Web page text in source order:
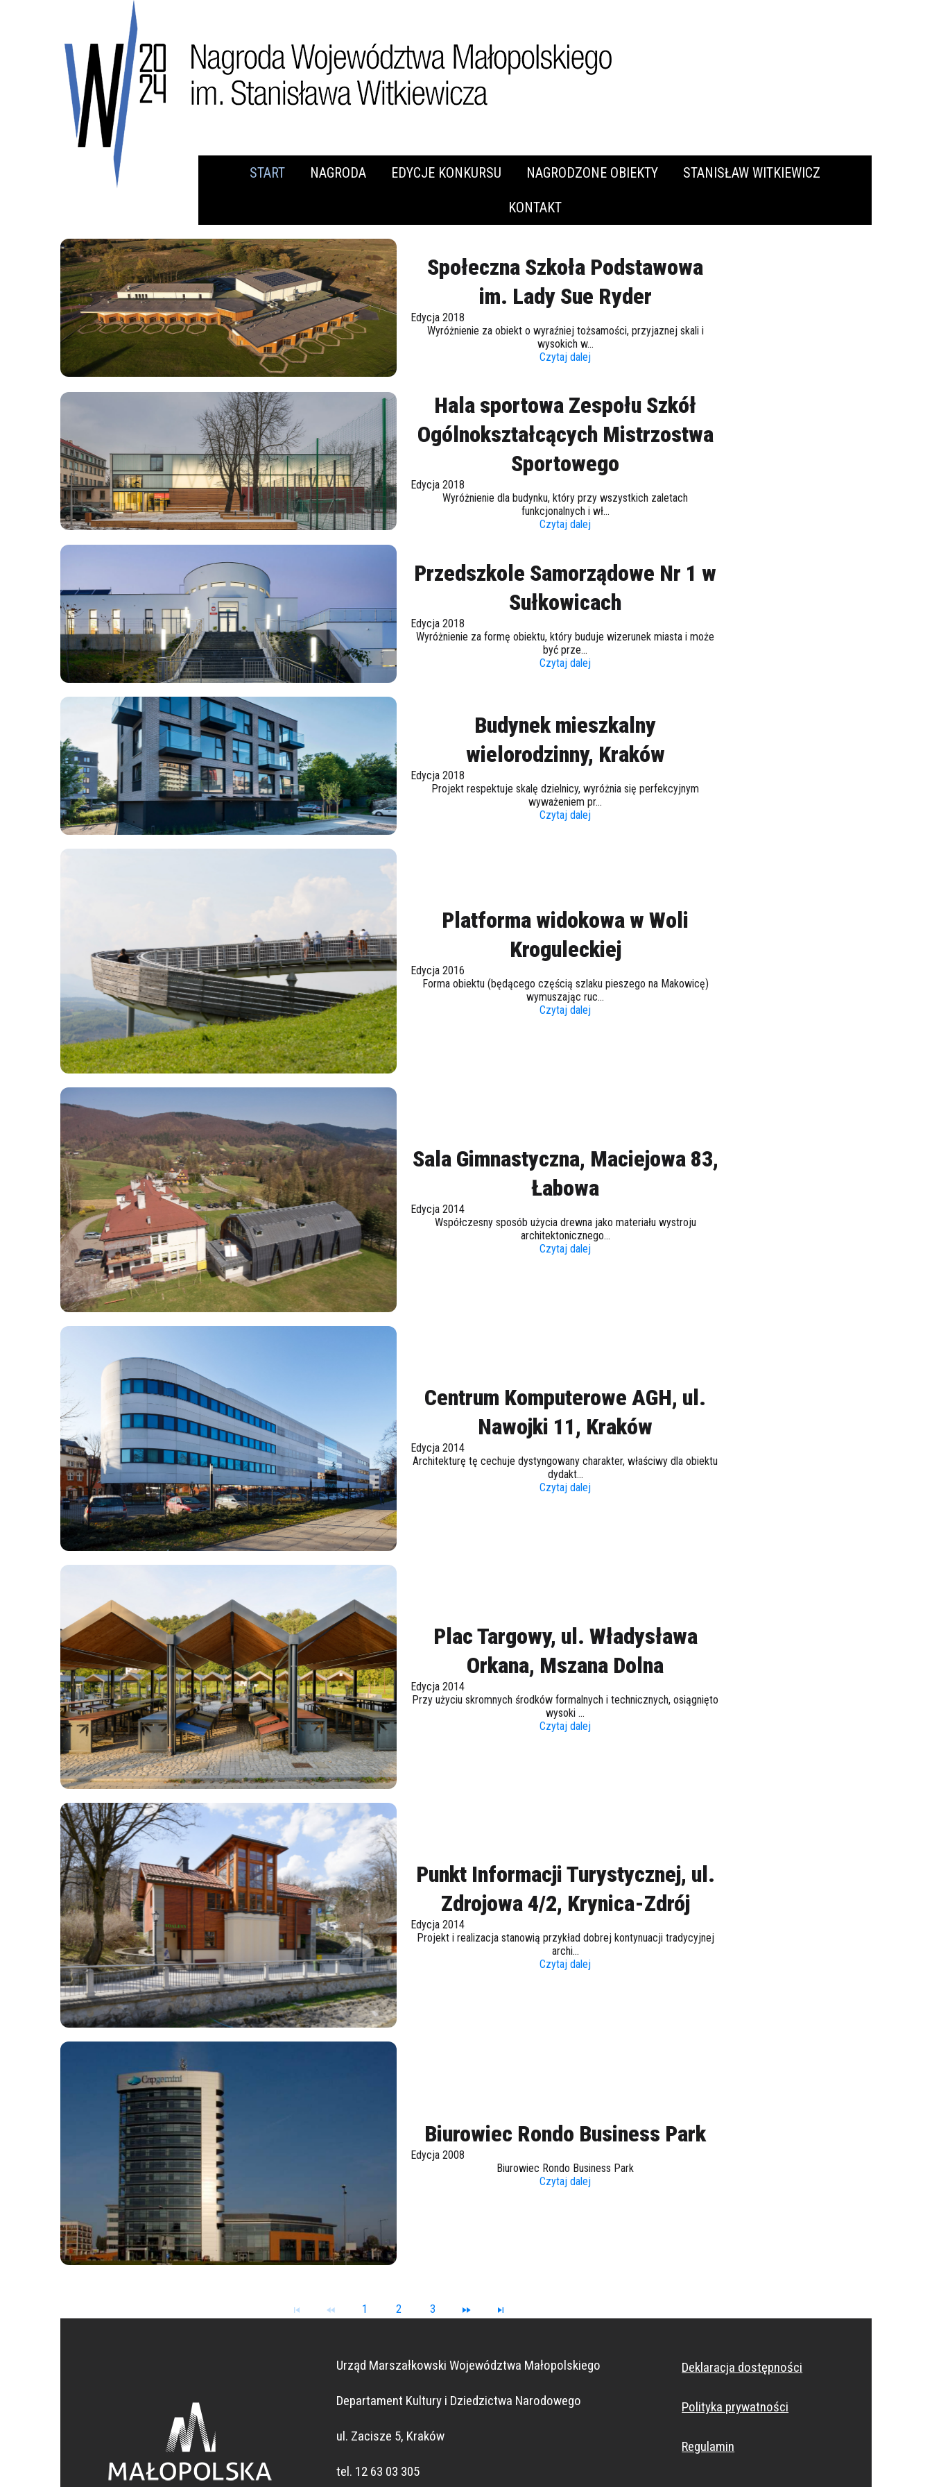
START NAGRODA EDYCJE KONKURSU NAGRODZONE OBIEKTY STANISŁAW WITKIEWICZ
KONTAKT
Społeczna Szkoła Podstawowa
im. Lady Sue Ryder
Edycja 2018
Wyróżnienie za obiekt o wyraźniej tożsamości, przyjaznej skali i
wysokich w...
Czytaj dalej
Hala sportowa Zespołu Szkół
Ogólnokształcących Mistrzostwa
Sportowego
Edycja 2018
Wyróżnienie dla budynku, który przy wszystkich zaletach
funkcjonalnych i wł...
Czytaj dalej
Przedszkole Samorządowe Nr 1 w
Sułkowicach
Edycja 2018
Wyróżnienie za formę obiektu, który buduje wizerunek miasta i może
być prze...
Czytaj dalej
Budynek mieszkalny
wielorodzinny, Kraków
Edycja 2018
Projekt respektuje skalę dzielnicy, wyróżnia się perfekcyjnym
wyważeniem pr...
Czytaj dalej
Platforma widokowa w Woli
Kroguleckiej
Edycja 2016
Forma obiektu (będącego częścią szlaku pieszego na Makowicę)
wymuszając ruc...
Czytaj dalej
Sala Gimnastyczna, Maciejowa 83,
Łabowa
Edycja 2014
Współczesny sposób użycia drewna jako materiału wystroju
architektonicznego...
Czytaj dalej
Centrum Komputerowe AGH, ul.
Nawojki 11, Kraków
Edycja 2014
Architekturę tę cechuje dystyngowany charakter, właściwy dla obiektu
dydakt...
Czytaj dalej
Plac Targowy, ul. Władysława
Orkana, Mszana Dolna
Edycja 2014
Przy użyciu skromnych środków formalnych i technicznych, osiągnięto
wysoki ...
Czytaj dalej
Punkt Informacji Turystycznej, ul.
Zdrojowa 4/2, Krynica-Zdrój
Edycja 2014
Projekt i realizacja stanowią przykład dobrej kontynuacji tradycyjnej
archi...
Czytaj dalej
Biurowiec Rondo Business Park
Edycja 2008
Biurowiec Rondo Business Park
Czytaj dalej
1 2 3
Urząd Marszałkowski Województwa Małopolskiego
Departament Kultury i Dziedzictwa Narodowego
ul. Zacisze 5, Kraków
tel. 12 63 03 305
Deklaracja dostępności
Polityka prywatności
Regulamin